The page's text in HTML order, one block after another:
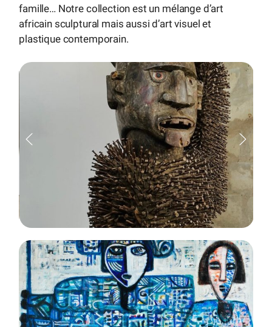
famille… Notre collection est un mélange d’art
africain sculptural mais aussi d’art visuel et
plastique contemporain.